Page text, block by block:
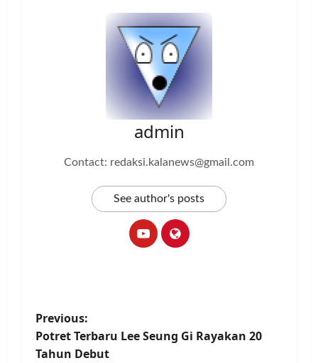
admin
Contact: redaksi.kalanews@gmail.com
See author's posts
P
o
Previous:
Potret Terbaru Lee Seung Gi Rayakan 20
Tahun Debut